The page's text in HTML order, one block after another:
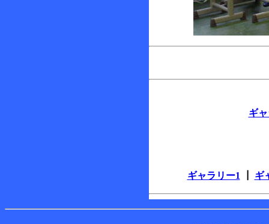
ギ
ギャラリー1 ギ